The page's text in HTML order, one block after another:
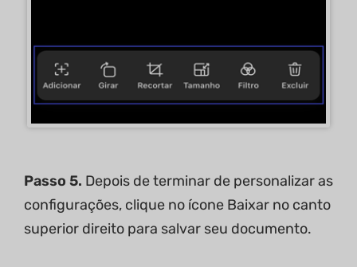
Passo 5. Depois de terminar de personalizar as
configurações, clique no ícone Baixar no canto
superior direito para salvar seu documento.